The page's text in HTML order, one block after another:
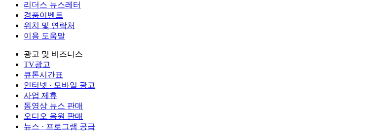
리더스 뉴스레터
경품이벤트
위치 및 연락처
이용 도움말
광고 및 비즈니스
TV광고
큐톤시간표
인터넷 · 모바일 광고
사업 제휴
동영상 뉴스 판매
오디오 음원 판매
뉴스 · 프로그램 공급